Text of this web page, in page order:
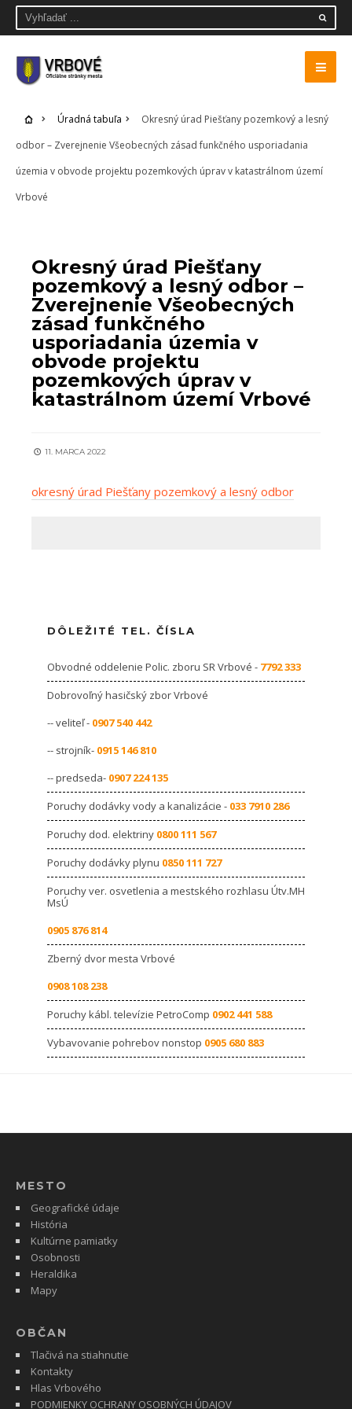
Úradná tabuľa
Okresný úrad Piešťany pozemkový a lesný
odbor – Zverejnenie Všeobecných zásad funkčného usporiadania
územia v obvode projektu pozemkových úprav v katastrálnom území
Vrbové
Okresný úrad Piešťany
pozemkový a lesný odbor –
Zverejnenie Všeobecných
zásad funkčného
usporiadania územia v
obvode projektu
pozemkových úprav v
katastrálnom území Vrbové
11. MARCA 2022
okresný úrad Piešťany pozemkový a lesný odbor
DÔLEŽITÉ TEL. ČÍSLA
Obvodné oddelenie Polic. zboru SR Vrbové - 7792 333
Dobrovoľný hasičský zbor Vrbové
-- veliteľ - 0907 540 442
-- strojník- 0915 146 810
-- predseda- 0907 224 135
Poruchy dodávky vody a kanalizácie - 033 7910 286
Poruchy dod. elektriny 0800 111 567
Poruchy dodávky plynu 0850 111 727
Poruchy ver. osvetlenia a mestského rozhlasu Útv.MH
MsÚ
0905 876 814
Zberný dvor mesta Vrbové
0908 108 238
Poruchy kábl. televízie PetroComp 0902 441 588
Vybavovanie pohrebov nonstop 0905 680 883
MESTO
Geografické údaje
História
Kultúrne pamiatky
Osobnosti
Heraldika
Mapy
OBČAN
Tlačivá na stiahnutie
Kontakty
Hlas Vrbového
PODMIENKY OCHRANY OSOBNÝCH ÚDAJOV